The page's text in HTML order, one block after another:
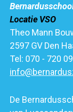
Locatie VSO
Theo Mann
2597 GV Den
Tel: 070 - 720
De